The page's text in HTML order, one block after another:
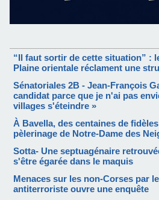
“Il faut sortir de cette situation” :
Plaine orientale réclament une
Sénatoriales 2B - Jean-François
candidat parce que je n'ai pas
villages s'éteindre »
À Bavella, des centaines de
pèlerinage de Notre-Dame des
Sotta- Une septuagénaire
s'être égarée dans le maquis
Menaces sur les non-Corses par
antiterroriste ouvre une enquête